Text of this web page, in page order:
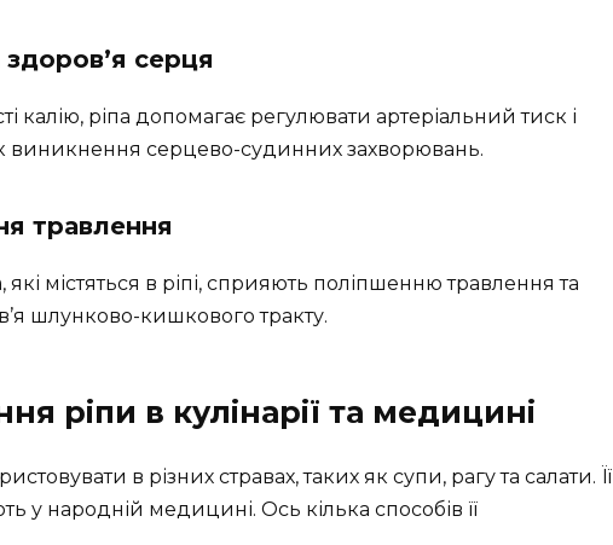
серця
калію, ріпа допомагає регулювати артеріальний тиск і
виникнення серцево-судинних захворювань.
травлення
які містяться в ріпі, сприяють поліпшенню травлення та
шлунково-кишкового тракту.
ріпи в кулінарії та медицині
в різних стравах, таких як супи, рагу та салати. Її
у народній медицині. Ось кілька способів її